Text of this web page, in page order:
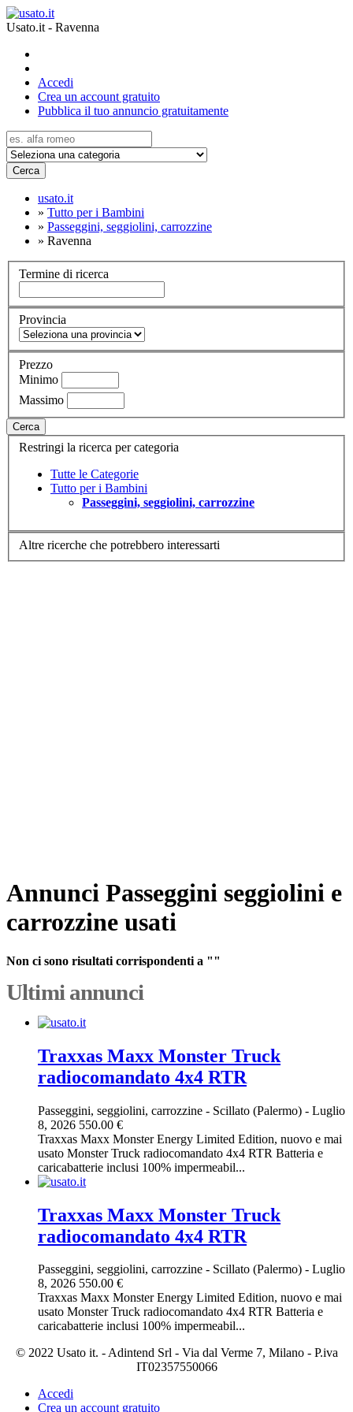
Usato.it - Ravenna
Accedi
Crea un account gratuito
Pubblica il tuo annuncio gratuitamente
Cerca
usato.it
» Tutto per i Bambini
» Passeggini, seggiolini, carrozzine
» Ravenna
Termine di ricerca
Provincia
Prezzo
Minimo
Massimo
Cerca
Restringi la ricerca per categoria
Tutte le Categorie
Tutto per i Bambini
Passeggini, seggiolini, carrozzine
Altre ricerche che potrebbero interessarti
Annunci Passeggini seggiolini e
carrozzine usati
Non ci sono risultati corrispondenti a ""
Ultimi annunci
Traxxas Maxx Monster Truck
radiocomandato 4x4 RTR
Passeggini, seggiolini, carrozzine - Scillato (Palermo) - Luglio
8, 2026 550.00 €
Traxxas Maxx Monster Energy Limited Edition, nuovo e mai
usato Monster Truck radiocomandato 4x4 RTR Batteria e
caricabatterie inclusi 100% impermeabil...
Traxxas Maxx Monster Truck
radiocomandato 4x4 RTR
Passeggini, seggiolini, carrozzine - Scillato (Palermo) - Luglio
8, 2026 550.00 €
Traxxas Maxx Monster Energy Limited Edition, nuovo e mai
usato Monster Truck radiocomandato 4x4 RTR Batteria e
caricabatterie inclusi 100% impermeabil...
© 2022 Usato it. - Adintend Srl - Via dal Verme 7, Milano - P.iva
IT02357550066
Accedi
Crea un account gratuito